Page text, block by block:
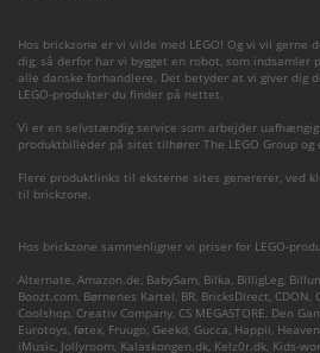
Hos brickzone er vi vilde med LEGO! Og vi vil gerne
dig, så derfor har vi bygget en robot, som indsamler
alle danske forhandlere. Det betyder at vi giver dig
LEGO-produkter du finder på nettet.
Vi er en selvstændig service som arbejder
produktbilleder på sitet tilhører The LEGO Group og
Flere produktlinks til eksterne sites genererer, ved
til brickzone.
Hos brickzone sammenligner vi priser for LEGO-
Alternate, Amazon.de, BabySam, Bilka, BilligLeg,
Boozt.com, Børnenes Kartel, BR, BricksDirect, CDON,
Coolshop, Creativ Company, CS MEGASTORE, Den
Eurotoys, føtex, Fruugo, Geekd, Gucca, Happii,
iMusic, Jollyroom, Kalaskongen.dk, Kelz0r.dk, Kids-